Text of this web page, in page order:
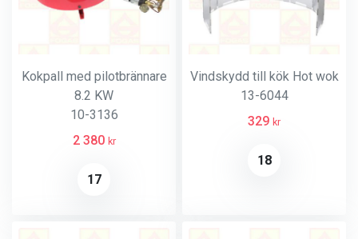
Kokpall med pilotbrännare
8.2 KW
10-3136
2 380 kr
17
Vindskydd till kök Hot wok
13-6044
329 kr
18